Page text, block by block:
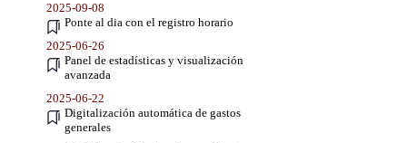
2025-09-08
Ponte al dia con el registro horario
2025-06-26
Panel de estadísticas y visualización
avanzada
2025-06-22
Digitalización automática de gastos
generales